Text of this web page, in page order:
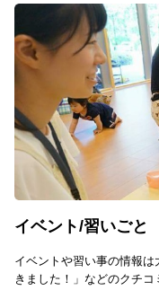
イベント/習いごと
イベントや習い事の情報
きました！」などのクチコ